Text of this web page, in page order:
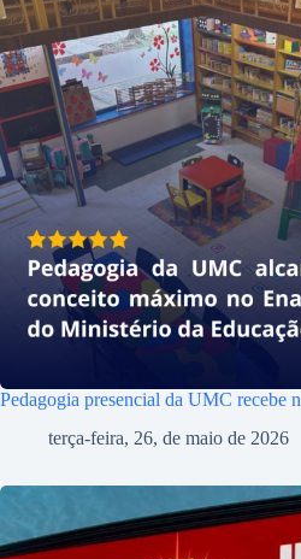
Pedagogia presencial da UMC recebe
terça-feira, 26, de maio de 2026